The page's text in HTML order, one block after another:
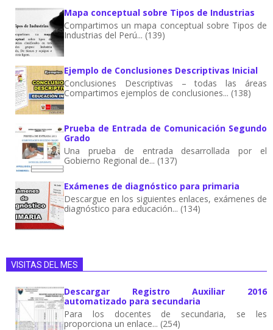
Mapa conceptual sobre Tipos de Industrias
Compartimos un mapa conceptual sobre Tipos de
Industrias del Perú... (139)
Ejemplo de Conclusiones Descriptivas Inicial
Conclusiones Descriptivas – todas las áreas
Compartimos ejemplos de conclusiones... (138)
Prueba de Entrada de Comunicación Segundo
Grado
Una prueba de entrada desarrollada por el
Gobierno Regional de... (137)
Exámenes de diagnóstico para primaria
Descargue en los siguientes enlaces, exámenes de
diagnóstico para educación... (134)
VISITAS DEL MES
Descargar Registro Auxiliar 2016
automatizado para secundaria
Para los docentes de secundaria, se les
proporciona un enlace... (254)